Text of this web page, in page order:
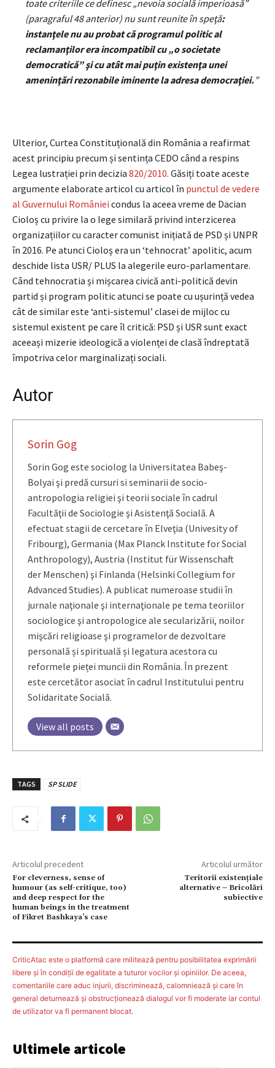
toate criteriile ce definesc „nevoia socială imperioasă”
(paragraful 48 anterior) nu sunt reunite în speţă:
instanţele nu au probat că programul politic al
reclamanţilor era incompatibil cu „o societate
democratică” şi cu atât mai puţin existenţa unei
ameninţări rezonabile iminente la adresa democraţiei.”
Ulterior, Curtea Constituțională din România a reafirmat
acest principiu precum și sentința CEDO când a respins
Legea lustrației prin decizia 820/2010. Găsiți toate aceste
argumente elaborate articol cu articol în punctul de vedere
al Guvernului României condus la aceea vreme de Dacian
Cioloș cu privire la o lege similară privind interzicerea
organizațiilor cu caracter comunist inițiată de PSD și UNPR
în 2016. Pe atunci Cioloș era un ‘tehnocrat’ apolitic, acum
deschide lista USR/ PLUS la alegerile euro-parlamentare.
Când tehnocratia și mișcarea civică anti-politică devin
partid și program politic atunci se poate cu ușurință vedea
cât de similar este ‘anti-sistemul’ clasei de mijloc cu
sistemul existent pe care îl critică: PSD și USR sunt exact
aceeași mizerie ideologică a violenței de clasă îndreptată
împotriva celor marginalizați sociali.
Autor
Sorin Gog
Sorin Gog este sociolog la Universitatea Babeş-
Bolyai şi predă cursuri si seminarii de socio-
antropologia religiei şi teorii sociale în cadrul
Facultăţii de Sociologie şi Asistenţă Socială. A
efectuat stagii de cercetare în Elveţia (Univesity of
Fribourg), Germania (Max Planck Institute for Social
Anthropology), Austria (Institut für Wissenschaft
der Menschen) şi Finlanda (Helsinki Collegium for
Advanced Studies). A publicat numeroase studii în
jurnale naţionale şi internaţionale pe tema teoriilor
sociologice şi antropologice ale secularizării, noilor
mişcări religioase şi programelor de dezvoltare
personală și spirituală și legatura acestora cu
reformele pieței muncii din România. În prezent
este cercetător asociat în cadrul Institutului pentru
Solidaritate Socială.
View all posts
TAGS SP SLIDE
Articolul precedent
For cleverness, sense of
humour (as self-critique, too)
and deep respect for the
human beings in the treatment
of Fikret Bashkaya’s case
Articolul următor
Teritorii existenţiale
alternative – Bricolări
subiective
CriticAtac este o platformă care militează pentru posibilitatea exprimării
libere şi în condiţii de egalitate a tuturor vocilor şi opiniilor. De aceea,
comentariile care aduc injurii, discriminează, calomniează şi care în
general deturnează şi obstrucţionează dialogul vor fi moderate iar contul
de utilizator va fi permanent blocat.
Ultimele articole